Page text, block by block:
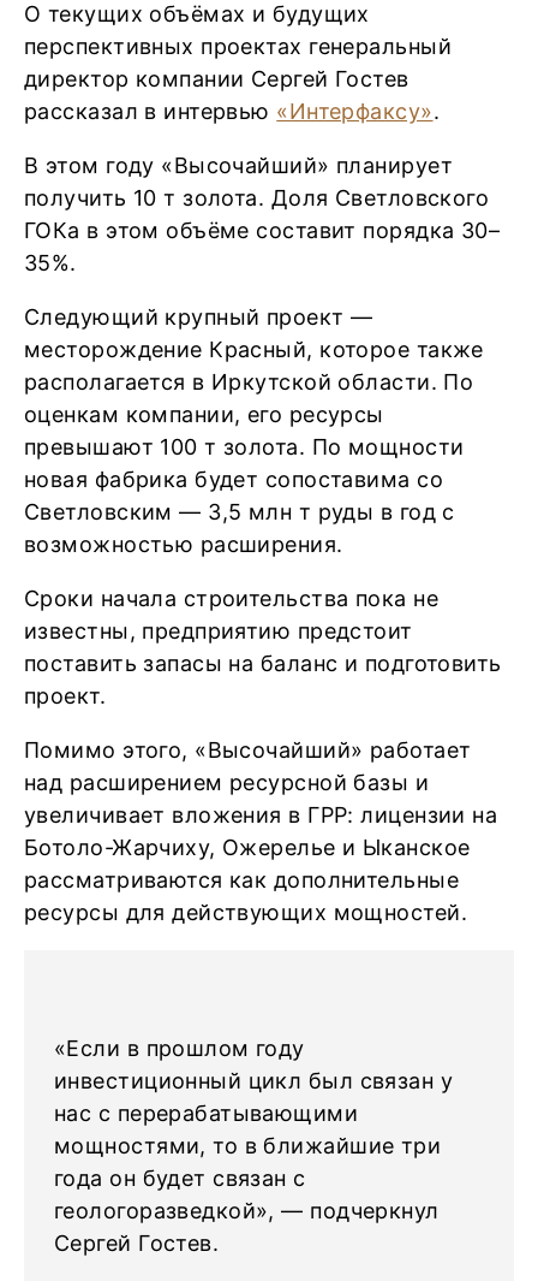
О текущих объёмах и будущих
перспективных проектах генеральный
директор компании Сергей Гостев
рассказал в интервью «Интерфаксу».
В этом году «Высочайший» планирует
получить 10 т золота. Доля Светловского
ГОКа в этом объёме составит порядка 30–
35%.
Следующий крупный проект —
месторождение Красный, которое также
располагается в Иркутской области. По
оценкам компании, его ресурсы
превышают 100 т золота. По мощности
новая фабрика будет сопоставима со
Светловским — 3,5 млн т руды в год с
возможностью расширения.
Сроки начала строительства пока не
известны, предприятию предстоит
поставить запасы на баланс и подготовить
проект.
Помимо этого, «Высочайший» работает
над расширением ресурсной базы и
увеличивает вложения в ГРР: лицензии на
Ботоло-Жарчиху, Ожерелье и Ыканское
рассматриваются как дополнительные
ресурсы для действующих мощностей.
«Если в прошлом году
инвестиционный цикл был связан у
нас с перерабатывающими
мощностями, то в ближайшие три
года он будет связан с
геологоразведкой», — подчеркнул
Сергей Гостев.